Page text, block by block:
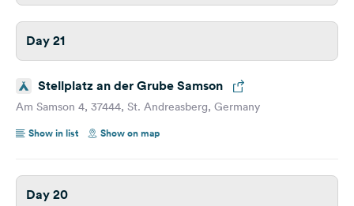
Day 21
Stellplatz an der Grube Samson
Am Samson 4, 37444, St. Andreasberg, Germany
Show in list
Show on map
Day 20